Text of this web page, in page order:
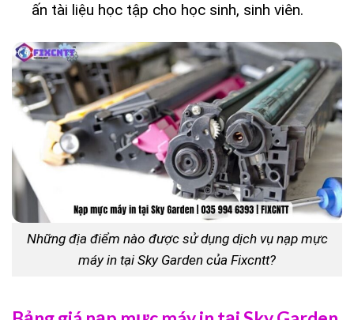
ấn tài liệu học tập cho học sinh, sinh viên.
Những địa điểm nào được sử dụng dịch vụ nạp mực
máy in tại Sky Garden của Fixcntt?